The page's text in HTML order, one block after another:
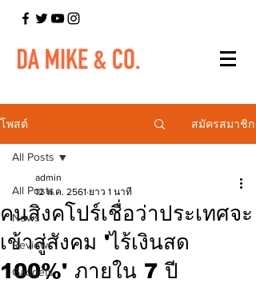
โพสต์ สมัครสมาชิก
All Posts
News
Reviews
Gadgets
All Posts
คนสิงคโปร์เชื่อว่าประเทศจะ
เข้าสู่สังคม 'ไร้เงินสด
100%' ภายใน 7 ปี
admin
12 พ.ค. 2561 ยาว 1 นาที